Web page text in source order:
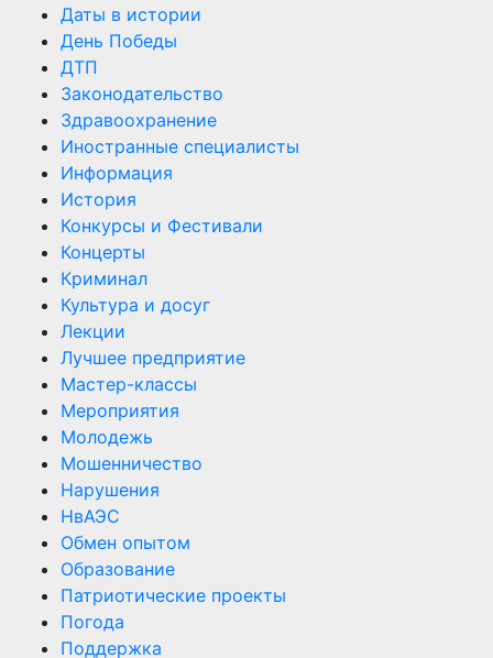
Даты в истории
День Победы
ДТП
Законодательство
Здравоохранение
Иностранные специалисты
Информация
История
Конкурсы и Фестивали
Концерты
Криминал
Культура и досуг
Лекции
Лучшее предприятие
Мастер-классы
Мероприятия
Молодежь
Мошенничество
Нарушения
НвАЭС
Обмен опытом
Образование
Патриотические проекты
Погода
Поддержка